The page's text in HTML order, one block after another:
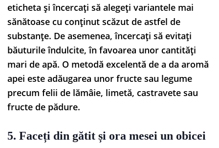
eticheta și încercați să alegeți variantele mai
sănătoase cu conținut scăzut de astfel de
substanțe. De asemenea, încercați să evitați
băuturile îndulcite, în favoarea unor cantități
mari de apă. O metodă excelentă de a da aromă
apei este adăugarea unor fructe sau legume
precum felii de lămâie, limetă, castravete sau
fructe de pădure.
5. Faceți din gătit și ora mesei un obicei